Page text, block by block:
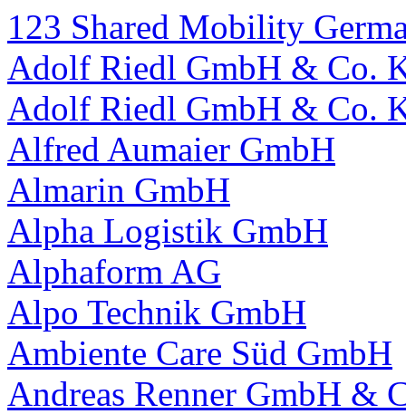
123 Shared Mobility
Adolf Riedl GmbH & Co.
Adolf Riedl GmbH & Co.
Alfred Aumaier GmbH
Almarin GmbH
Alpha Logistik GmbH
Alphaform AG
Alpo Technik GmbH
Ambiente Care Süd GmbH
Andreas Renner GmbH &